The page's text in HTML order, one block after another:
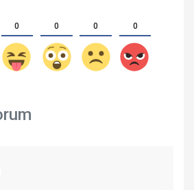
0 0 0 0